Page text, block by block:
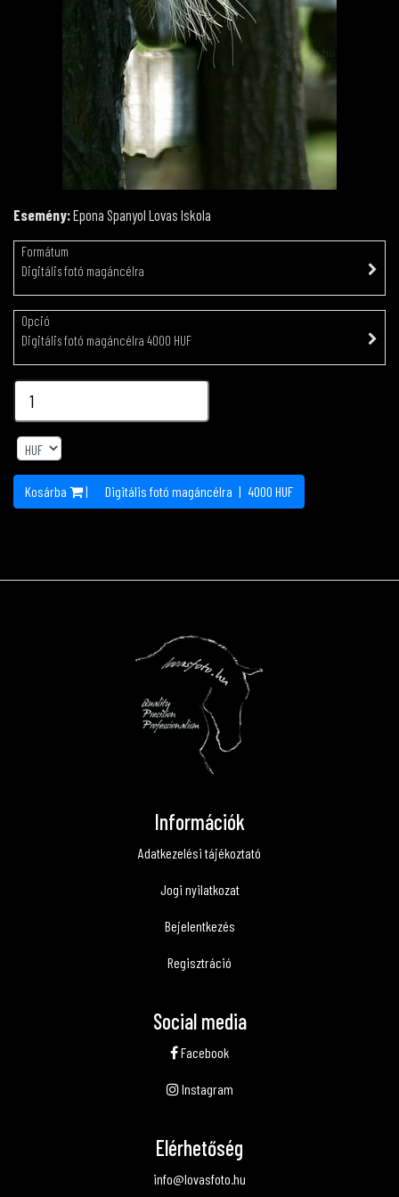
Esemény:Epona Spanyol Lovas Iskola
Formátum
Digitális fotó magáncélra
Opció
Digitális fotó magáncélra 4000 HUF
Kosárba | Digitális fotó magáncélra | 4000 HUF
Információk
Adatkezelési tájékoztató
Jogi nyilatkozat
Bejelentkezés
Regisztráció
Social media
Facebook
Instagram
Elérhetőség
info@lovasfoto.hu